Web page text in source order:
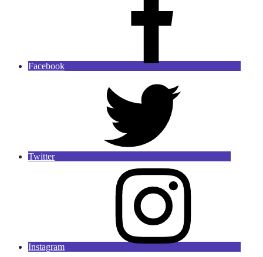
Facebook
Twitter
Instagram